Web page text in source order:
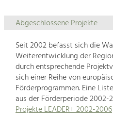
Abgeschlossene Projekte
Seit 2002 befasst sich die
Weiterentwicklung der
durch entsprechende
sich einer Reihe von
Förderprogrammen. Eine
aus der Förderperiode 2002-
Projekte LEADER+ 2002-2006